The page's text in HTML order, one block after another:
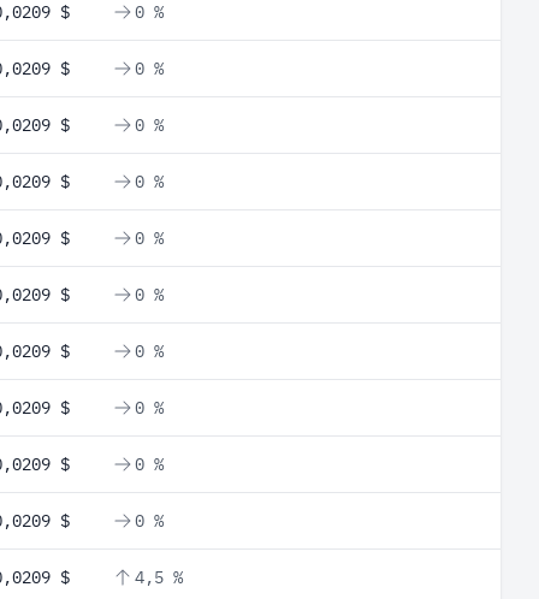
$ 0 %
$ 0 %
$ 0 %
$ 0 %
$ 0 %
$ 0 %
$ 0 %
$ 0 %
$ 0 %
$ 0 %
$ 4,5 %